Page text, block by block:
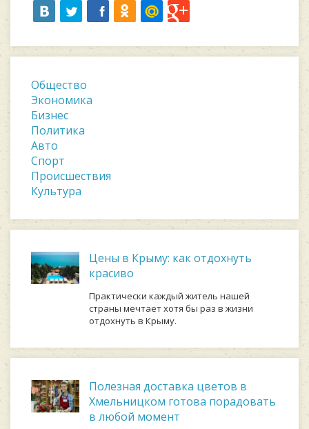
Общество
Экономика
Бизнес
Политика
Авто
Спорт
Происшествия
Культура
Цены в Крыму: как отдохнуть
красиво
Практически каждый житель нашей
страны мечтает хотя бы раз в жизни
отдохнуть в Крыму.
Полезная доставка цветов в
Хмельницком готова порадовать
в любой момент